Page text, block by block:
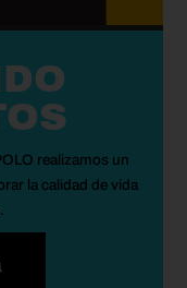
realizamos un
la calidad de vida